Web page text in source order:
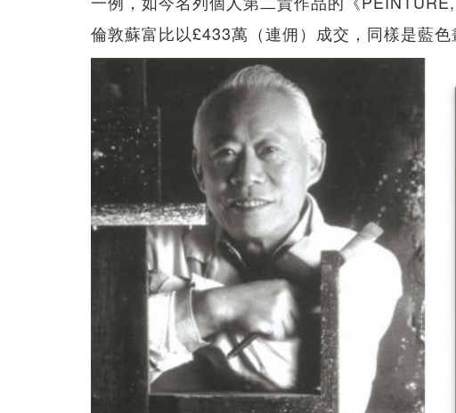
倫敦蘇富比以£433萬（連佣）成交，同樣是藍色